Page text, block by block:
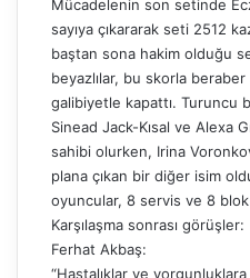
Mücadelenin son setinde
sayıya çıkararak seti 2512
baştan sona hakim olduğu
beyazlılar, bu skorla
galibiyetle kapattı. Turuncu
Sinead Jack-Kısal ve Alexa
sahibi olurken, Irina
plana çıkan bir diğer isim
oyuncular, 8 servis ve 8 blok
Karşılaşma sonrası görüşler:
Ferhat Akbaş:
“Hastalıklar ve